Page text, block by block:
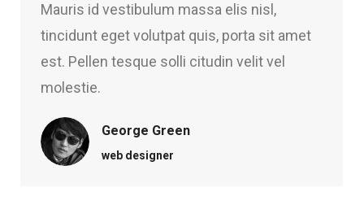
Mauris id vestibulum massa elis nisl,
tincidunt eget volutpat quis, porta sit amet
est. Pellen tesque solli citudin velit vel
molestie.
George Green
web designer